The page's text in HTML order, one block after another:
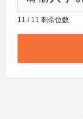
11 / 11 剩余位数